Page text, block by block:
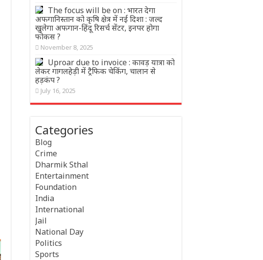
The focus will be on : भारत देगा
अफगानिस्तान को कृषि क्षेत्र में नई दिशा : जल्द
खुलेगा अफगान-हिंदू रिसर्च सेंटर, इनपर होगा
फोकस ?
November 8, 2025
Uproar due to invoice : कावड़ यात्रा को
लेकर गागलहेड़ी में ट्रैफिक चेकिंग, चालान से
हड़कंप ?
July 16, 2025
Categories
Blog
Crime
Dharmik Sthal
Entertainment
Foundation
India
International
Jail
National Day
Politics
Sports